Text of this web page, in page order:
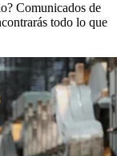
Comunicados de
todo lo que